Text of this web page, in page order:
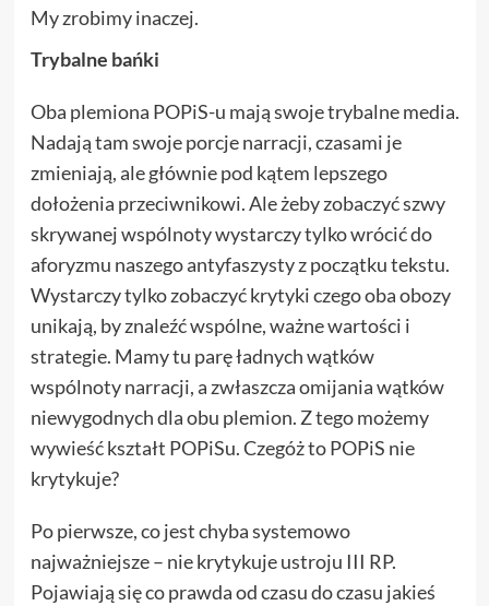
My zrobimy inaczej.
Trybalne bańki
Oba plemiona POPiS-u mają swoje trybalne media.
Nadają tam swoje porcje narracji, czasami je
zmieniają, ale głównie pod kątem lepszego
dołożenia przeciwnikowi. Ale żeby zobaczyć szwy
skrywanej wspólnoty wystarczy tylko wrócić do
aforyzmu naszego antyfaszysty z początku tekstu.
Wystarczy tylko zobaczyć krytyki czego oba obozy
unikają, by znaleźć wspólne, ważne wartości i
strategie. Mamy tu parę ładnych wątków
wspólnoty narracji, a zwłaszcza omijania wątków
niewygodnych dla obu plemion. Z tego możemy
wywieść kształt POPiSu. Czegóż to POPiS nie
krytykuje?
Po pierwsze, co jest chyba systemowo
najważniejsze – nie krytykuje ustroju III RP.
Pojawiają się co prawda od czasu do czasu jakieś